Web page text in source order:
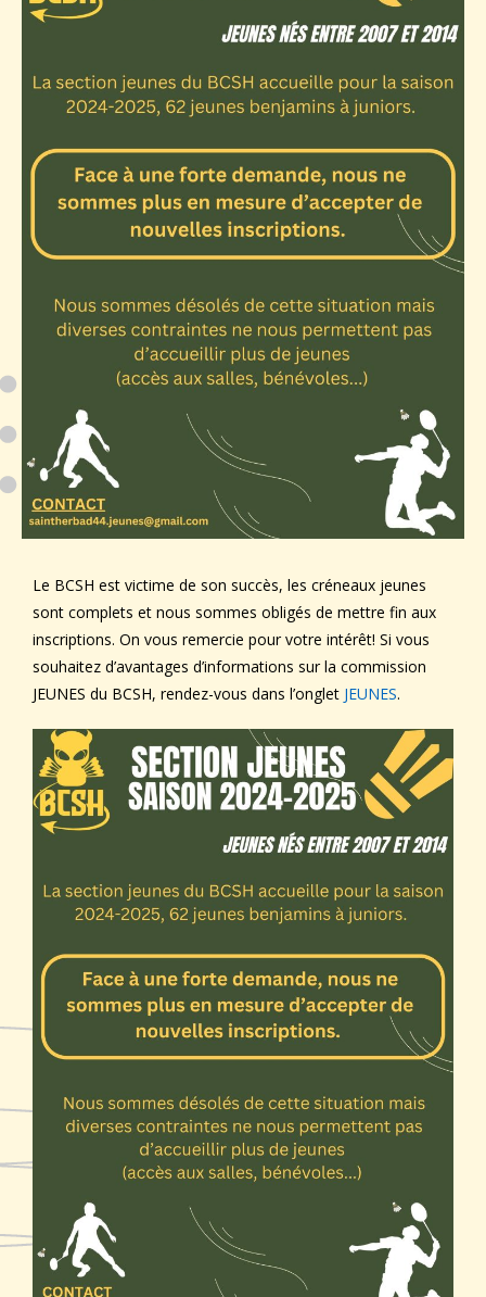
Le BCSH est victime de son succès, les créneaux jeunes
sont complets et nous sommes obligés de mettre fin aux
inscriptions. On vous remercie pour votre intérêt! Si vous
souhaitez d’avantages d’informations sur la commission
JEUNES du BCSH, rendez-vous dans l’onglet JEUNES.